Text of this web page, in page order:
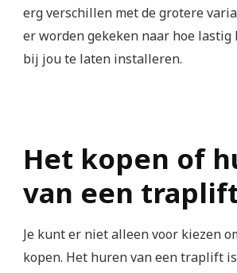
erg verschillen met de grotere
er worden gekeken naar hoe
bij jou te laten installeren.
Het kopen of
van een
Je kunt er niet alleen voor kiezen
kopen. Het huren van een traplift